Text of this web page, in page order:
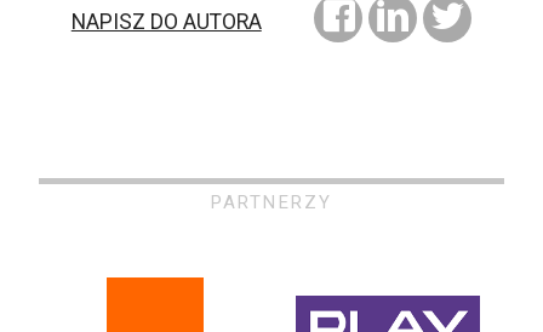
NAPISZ DO AUTORA
PARTNERZY